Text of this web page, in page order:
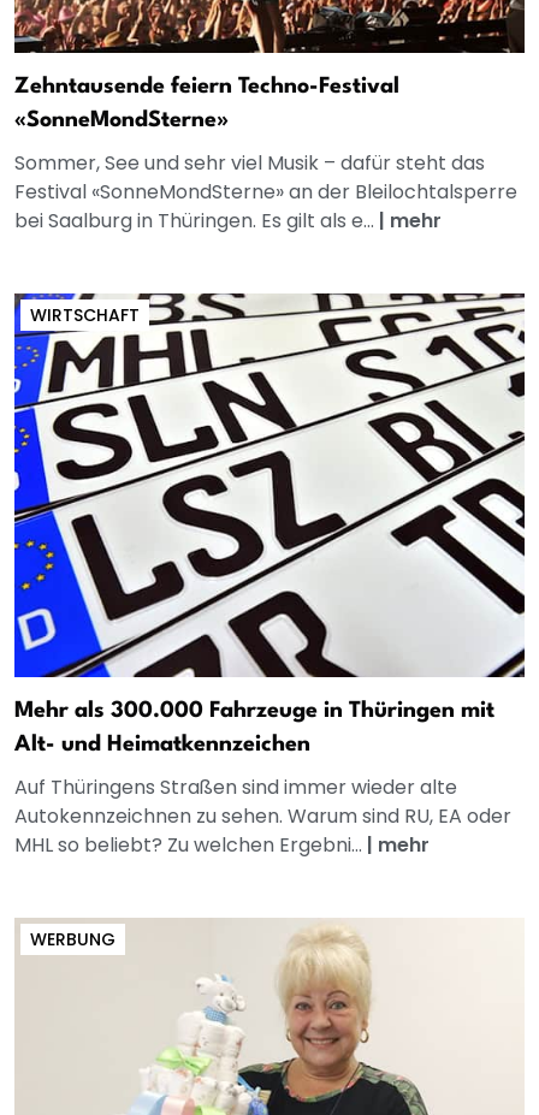
Zehntausende feiern Techno-Festival
«SonneMondSterne»
Sommer, See und sehr viel Musik – dafür steht das
Festival «SonneMondSterne» an der Bleilochtalsperre
bei Saalburg in Thüringen. Es gilt als e... | mehr
WIRTSCHAFT
Mehr als 300.000 Fahrzeuge in Thüringen mit
Alt- und Heimatkennzeichen
Auf Thüringens Straßen sind immer wieder alte
Autokennzeichnen zu sehen. Warum sind RU, EA oder
MHL so beliebt? Zu welchen Ergebni... | mehr
WERBUNG